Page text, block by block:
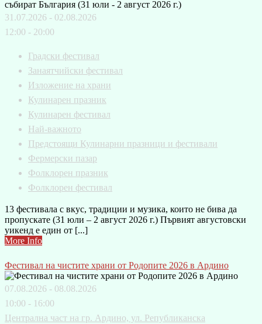
31.07.2026 - 02.08.2026
12:00 - 20:00
Градски фестивал
Занаятчийски фестивал
Изложение на храни
Кулинарен празник
Кулинарен фестивал
Най-важното
Предстоящи Кулинарни празници и фестивали
Фермерски пазар
Фолклорен празник
Фолклорен фестивал
13 фестивала с вкус, традиции и музика, които не бива да
пропускате (31 юли – 2 август 2026 г.) Първият августовски
уикенд е един от [...]
More Info
Фестивал на чистите храни от Родопите 2026 в Ардино
07.08.2026 - 08.08.2026
10:00 - 16:00
Централна част на гр. Ардино, ул. Републиканска